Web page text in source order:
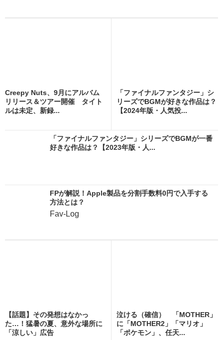
Creepy Nuts、9月にアルバム
リリース＆ツアー開催 タイト
ルは未定、新録...
「ファイナルファンタジー」シ
リーズでBGMが好きな作品は？
【2024年版・人気投...
「ファイナルファンタジー」シリーズでBGMが一番
好きな作品は？【2023年版・人...
FPが解説！Apple製品を分割手数料0円で入手する
方法とは？
Fav-Log
【話題】その発想はなかっ
た…！猛暑の夏、意外な場所に
「涼しい」広告
泣ける（確信） 「MOTHER」
に「MOTHER2」「マリオ」
「ポケモン」、任天...